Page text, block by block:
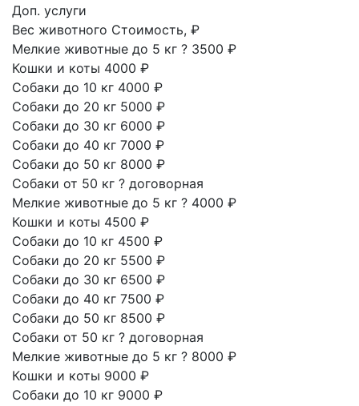
Доп. услуги
Вес животного Стоимость, ₽
Мелкие животные до 5 кг ? 3500 ₽
Кошки и коты 4000 ₽
Собаки до 10 кг 4000 ₽
Собаки до 20 кг 5000 ₽
Собаки до 30 кг 6000 ₽
Собаки до 40 кг 7000 ₽
Собаки до 50 кг 8000 ₽
Собаки от 50 кг ? договорная
Мелкие животные до 5 кг ? 4000 ₽
Кошки и коты 4500 ₽
Собаки до 10 кг 4500 ₽
Собаки до 20 кг 5500 ₽
Собаки до 30 кг 6500 ₽
Собаки до 40 кг 7500 ₽
Собаки до 50 кг 8500 ₽
Собаки от 50 кг ? договорная
Мелкие животные до 5 кг ? 8000 ₽
Кошки и коты 9000 ₽
Собаки до 10 кг 9000 ₽